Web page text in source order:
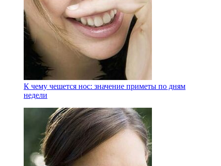
К чему чешется нос: значение приметы по дням
недели